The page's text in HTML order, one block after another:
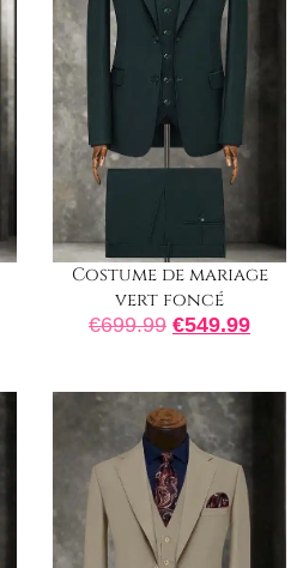
Costume de mariage
vert foncé
€699.99 €549.99